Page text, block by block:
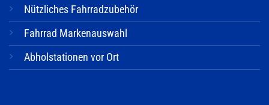
Nützliches Fahrradzubehör
Fahrrad Markenauswahl
Abholstationen vor Ort